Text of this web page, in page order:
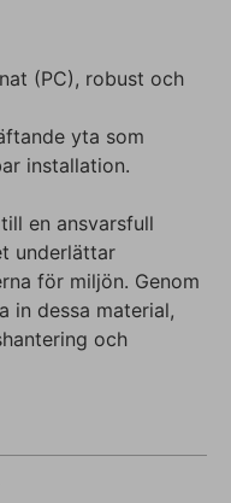
(PC), robust och
yta som
installation.
en ansvarsfull
underlättar
för miljön. Genom
in dessa material,
och